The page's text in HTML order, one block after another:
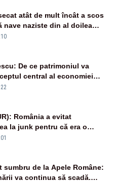
atât de mult încât a scos
nave naziste din al doilea
De ce patrimoniul va
central al economiei
România a evitat
la junk pentru că era o
bănci și fondurile de
sumbru de la Apele Române:
va continua să scadă.